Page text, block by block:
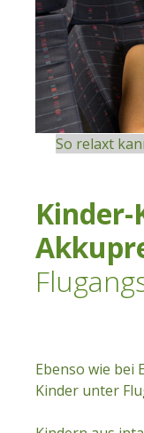
So relaxt
Kinder-
Ebenso wie bei
Kinder unter